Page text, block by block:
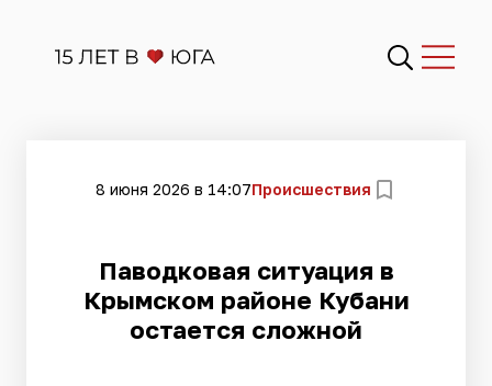
8 июня 2026 в 14:07Происшествия
Паводковая ситуация в
Крымском районе Кубани
остается сложной